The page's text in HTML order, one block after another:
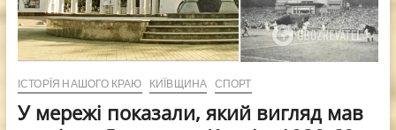
ІСТОРЇЯ НАШОГО КРАЮ КИЇВЩИНА СПОРТ
У мережі показали, який вигляд мав